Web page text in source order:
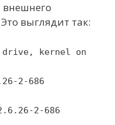
внешнего
выглядит так:
kernel on
2-686
2-686